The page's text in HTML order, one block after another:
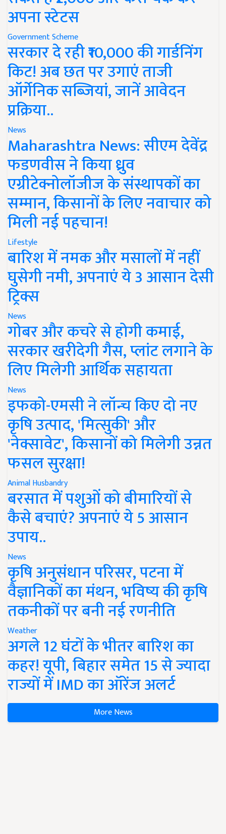
अपना स्टेटस
Government Scheme
सरकार दे रही ₹10,000 की गार्डनिंग
किट! अब छत पर उगाएं ताजी
ऑर्गेनिक सब्जियां, जानें आवेदन
प्रक्रिया..
News
Maharashtra News: सीएम देवेंद्र
फडणवीस ने किया ध्रुव
एग्रीटेक्नोलॉजीज के संस्थापकों का
सम्मान, किसानों के लिए नवाचार को
मिली नई पहचान!
Lifestyle
बारिश में नमक और मसालों में नहीं
घुसेगी नमी, अपनाएं ये 3 आसान देसी
ट्रिक्स
News
गोबर और कचरे से होगी कमाई,
सरकार खरीदेगी गैस, प्लांट लगाने के
लिए मिलेगी आर्थिक सहायता
News
इफको-एमसी ने लॉन्च किए दो नए
कृषि उत्पाद, 'मित्सुकी' और
'नेक्सावेट', किसानों को मिलेगी उन्नत
फसल सुरक्षा!
Animal Husbandry
बरसात में पशुओं को बीमारियों से
कैसे बचाएं? अपनाएं ये 5 आसान
उपाय..
News
कृषि अनुसंधान परिसर, पटना में
वैज्ञानिकों का मंथन, भविष्य की कृषि
तकनीकों पर बनी नई रणनीति
Weather
अगले 12 घंटों के भीतर बारिश का
कहर! यूपी, बिहार समेत 15 से ज्यादा
राज्यों में IMD का ऑरेंज अलर्ट
More News